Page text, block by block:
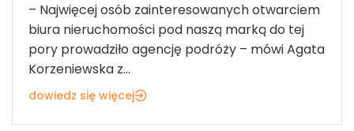
– Najwięcej osób zainteresowanych otwarciem
biura nieruchomości pod naszą marką do tej
pory prowadziło agencję podróży – mówi Agata
Korzeniewska z...
dowiedz się więcej